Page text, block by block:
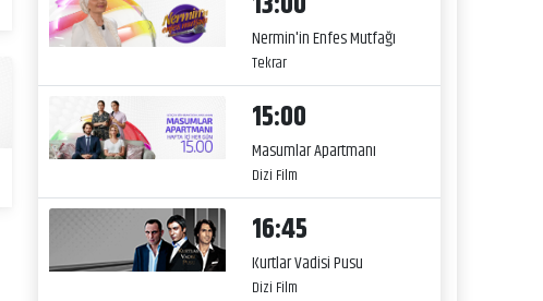
Nermin'in Enfes Mutfağı
Tekrar
15:00
Masumlar Apartmanı
Dizi Film
16:45
Kurtlar Vadisi Pusu
Dizi Film